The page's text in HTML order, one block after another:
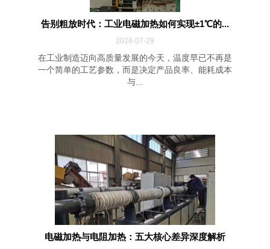
告别粗放时代：工业电磁加热如何实现±1℃的...
2026-07-29
在工业制造迈向高质量发展的今天，温度早已不再是
一个简单的工艺参数，而是决定产品良率、能耗成本
与...
电磁加热与电阻加热：五大核心差异深度解析